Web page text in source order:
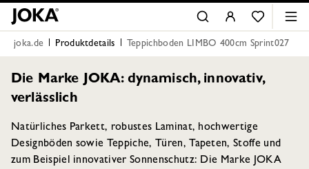
joka.de Produktdetails Teppichboden LIMBO 400cm Sprint027
Die Marke JOKA: dynamisch, innovativ,
verlässlich
Natürliches Parkett, robustes Laminat, hochwertige
Designböden sowie Teppiche, Türen, Tapeten, Stoffe und
zum Beispiel innovativer Sonnenschutz: Die Marke JOKA